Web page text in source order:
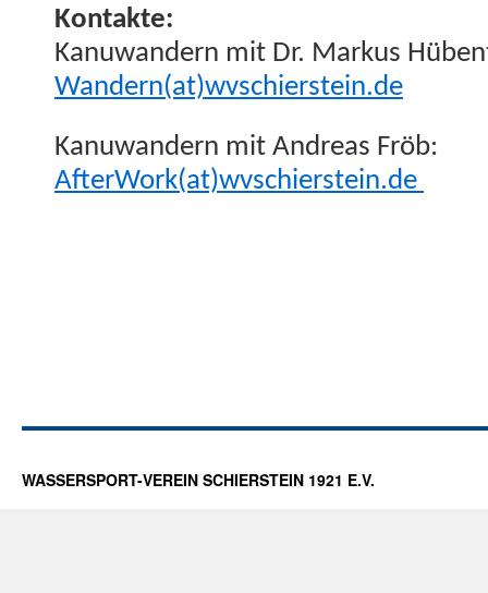
Kon­tak­te:
Kanuwan­dern mit Dr. Markus
Wandern(at)wvschierstein.de
Kanuwan­dern mit Andreas Fröb:
AfterWork(at)wvschierstein.de
WASSERSPORT-VEREIN SCHIERSTEIN 1921 E.V.